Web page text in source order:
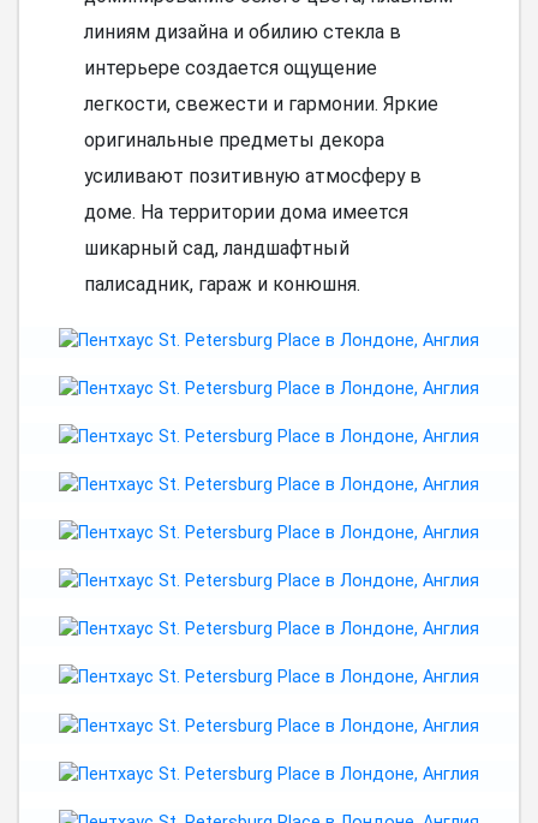
линиям дизайна и обилию стекла в
интерьере создается ощущение
легкости, свежести и гармонии. Яркие
оригинальные предметы декора
усиливают позитивную атмосферу в
доме. На территории дома имеется
шикарный сад, ландшафтный
палисадник, гараж и конюшня.